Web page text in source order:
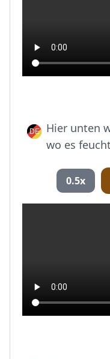
Hier unten
wo es
0.5x